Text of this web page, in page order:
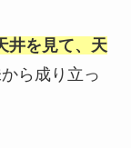
井を見て、天
ら成り立っ